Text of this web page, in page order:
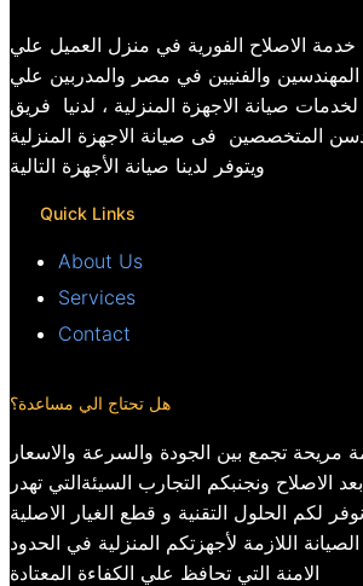
الاصلاح الفورية في منزل العميل علي
المهندسين والفنيين في مصر والمدربين علي
صيانة الاجهزة المنزلية ، لدنيا فريق
المتخصصين فى صيانة الاجهزة المنزلية
ويتوفر لدينا صيانة الأجهزة التالية
Quick Links
About Us
Services
Contact
هل تحتاج الي مساعدة؟
مريحة تجمع بين الجودة والسرعة والاسعار
الاصلاح ونجنبكم التجارب السيئةالتي تهدر
لكم الحلول التقنية و قطع الغيار الاصلية
اللازمة لأجهزتكم المنزلية في الحدود
الامنة التي تحافظ علي الكفاءة المعتادة